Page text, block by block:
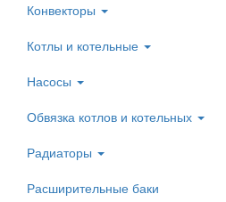
Конвекторы
Котлы и котельные
Насосы
Обвязка котлов и котельных
Радиаторы
Расширительные баки